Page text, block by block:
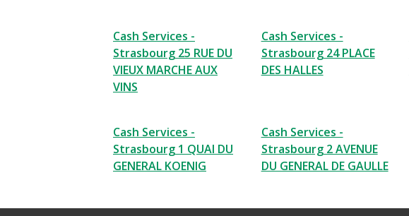
Cash Services -
Strasbourg 25 RUE DU
VIEUX MARCHE AUX
VINS
Cash Services -
Strasbourg 24 PLACE
DES HALLES
Cash Services -
Strasbourg 1 QUAI DU
GENERAL KOENIG
Cash Services -
Strasbourg 2 AVENUE
DU GENERAL DE GAULLE